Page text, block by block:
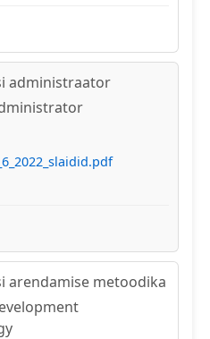
administraator
arendamise metoodika